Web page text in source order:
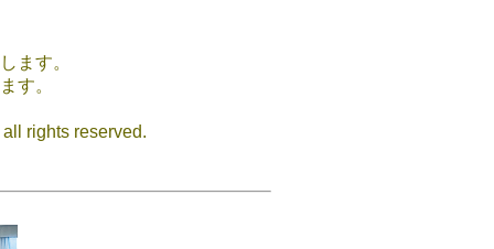
ます。
す。
rights reserved.